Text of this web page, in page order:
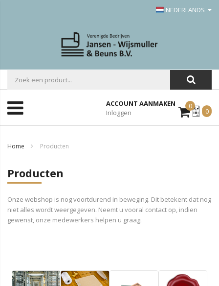
NEDERLANDS
ACCOUNT AANMAKEN
Inloggen
0Mijn
Offerte
0
Home Producten
Producten
Onze webshop is nog voortdurend in beweging. Dit betekent dat nog
niet alles wordt weergegeven. Neemt u vooral contact op, indien
gewenst, onze medewerkers helpen u graag.